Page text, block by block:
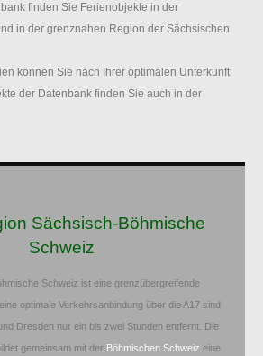
finden Sie Ferienobjekte in der
in der grenznahen Region der Sächsischen
können Sie nach Ihrer optimalen Unterkunft
der Datenbank finden Sie auch in der
Sächsisch-Böhmische
Schweiz
Schweiz ist eine grenzübergreifende
optimale Verkehrsanbindung über die A17 sind
Dresden nur ein bis zwei Stunden entfernt. Die
gemeinsam mit der Böhmischen Schweiz eine